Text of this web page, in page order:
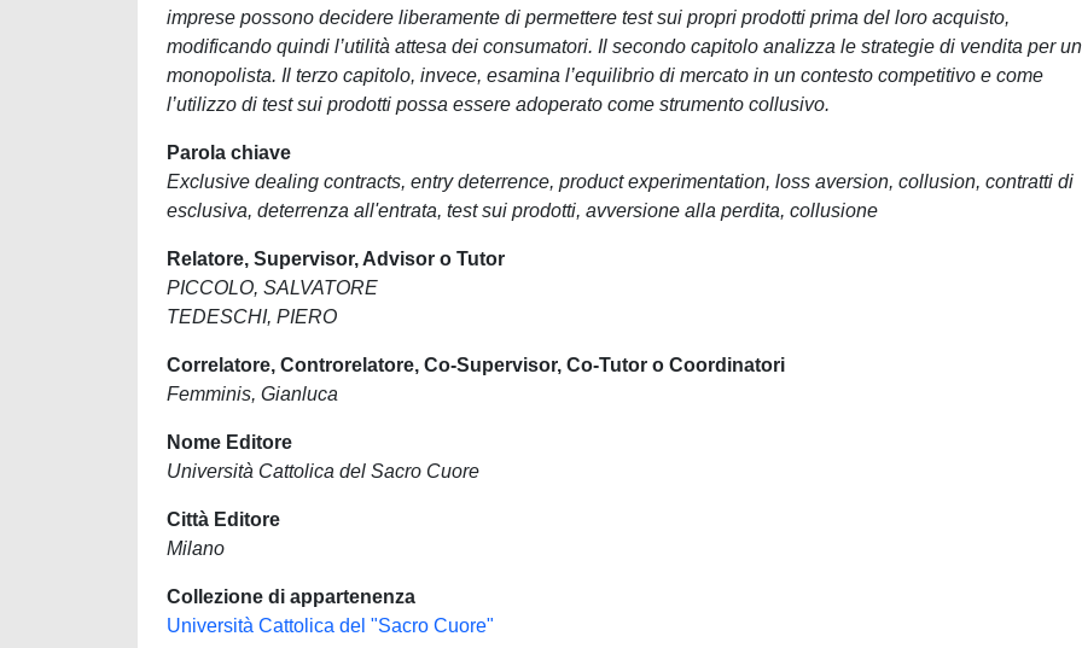
imprese possono decidere liberamente di permettere test sui propri prodotti prima del loro acquisto,
modificando quindi l’utilità attesa dei consumatori. Il secondo capitolo analizza le strategie di vendita per un
monopolista. Il terzo capitolo, invece, esamina l’equilibrio di mercato in un contesto competitivo e come
l’utilizzo di test sui prodotti possa essere adoperato come strumento collusivo.
Parola chiave
Exclusive dealing contracts, entry deterrence, product experimentation, loss aversion, collusion, contratti di
esclusiva, deterrenza all'entrata, test sui prodotti, avversione alla perdita, collusione
Relatore, Supervisor, Advisor o Tutor
PICCOLO, SALVATORE
TEDESCHI, PIERO
Correlatore, Controrelatore, Co-Supervisor, Co-Tutor o Coordinatori
Femminis, Gianluca
Nome Editore
Università Cattolica del Sacro Cuore
Città Editore
Milano
Collezione di appartenenza
Università Cattolica del "Sacro Cuore"